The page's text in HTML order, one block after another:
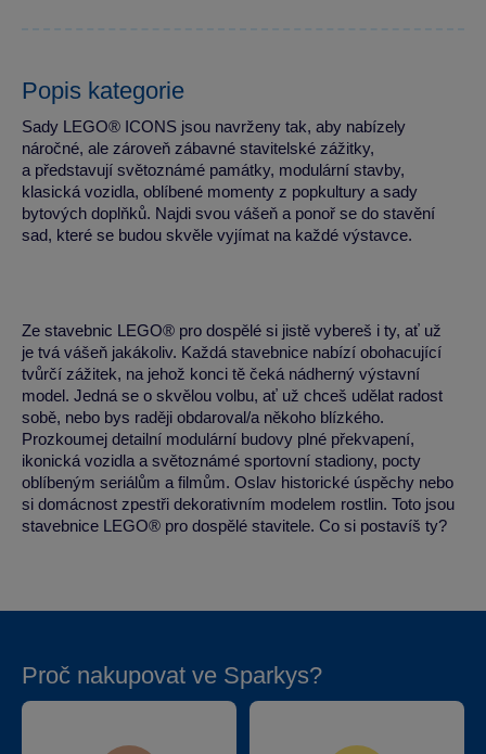
Popis kategorie
Sady LEGO® ICONS jsou navrženy tak, aby nabízely
náročné, ale zároveň zábavné stavitelské zážitky,
a představují světoznámé památky, modulární stavby,
klasická vozidla, oblíbené momenty z popkultury a sady
bytových doplňků. Najdi svou vášeň a ponoř se do stavění
sad, které se budou skvěle vyjímat na každé výstavce.
Ze stavebnic LEGO® pro dospělé si jistě vybereš i ty, ať už
je tvá vášeň jakákoliv. Každá stavebnice nabízí obohacující
tvůrčí zážitek, na jehož konci tě čeká nádherný výstavní
model. Jedná se o skvělou volbu, ať už chceš udělat radost
sobě, nebo bys raději obdaroval/a někoho blízkého.
Prozkoumej detailní modulární budovy plné překvapení,
ikonická vozidla a světoznámé sportovní stadiony, pocty
oblíbeným seriálům a filmům. Oslav historické úspěchy nebo
si domácnost zpestři dekorativním modelem rostlin. Toto jsou
stavebnice LEGO® pro dospělé stavitele. Co si postavíš ty?
Proč nakupovat ve Sparkys?